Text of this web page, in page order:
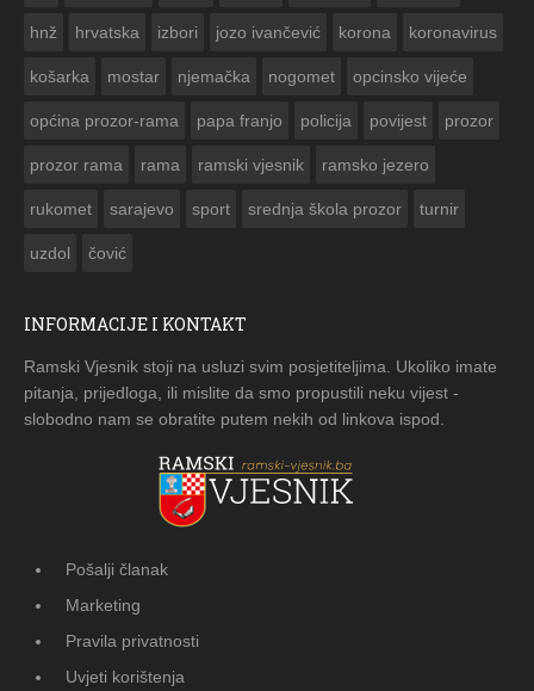
hnž hrvatska izbori jozo ivančević korona koronavirus
košarka mostar njemačka nogomet opcinsko vijeće
općina prozor-rama papa franjo policija povijest prozor
prozor rama rama ramski vjesnik ramsko jezero
rukomet sarajevo sport srednja škola prozor turnir
uzdol čović
INFORMACIJE I KONTAKT
Ramski Vjesnik stoji na usluzi svim posjetiteljima. Ukoliko imate
pitanja, prijedloga, ili mislite da smo propustili neku vijest -
slobodno nam se obratite putem nekih od linkova ispod.
Pošalji članak
Marketing
Pravila privatnosti
Uvjeti korištenja